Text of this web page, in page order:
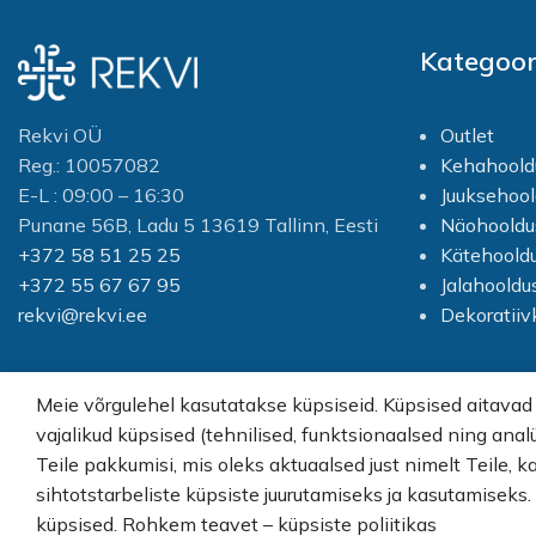
punetuse kordumise;
- Pakub
rikkalikku, kosutavat ja
värskendavat aroomi;
pikaajalise jahedustunde pärast
nahale, masseerige õrnalt ja
loputage veega. Koostis
Aqua, Sodium Laureth
Cocamidopropyl Betaine,
Glycereth-2 Cocoate,
Polyquaternium-7, Olea
Hydantoin, Methylchloro-
isothiazolinone,
Methylisothiazolinone,
Sodium Benzoate, Sodium
Sulfate, CI 42090, CI 16255, CI
19140.
mugav käes hoida
takistab hambaaukude
teket
Komplekti kuuluvad:
Reisikarbiga hambahari
lastele 1 tk
Tass 1 tk
Rekvi OÜ
Reg.: 10057082
E-L : 09:00 – 16:30
Punane 56B, Ladu 5 13619 Tallinn, Eesti
+372 58 51 25 25
+372 55 67 67 95
rekvi@rekvi.ee
Outlet
© Rekvi.ee
Created by -Webber OU
Meie võrgulehel kasutatakse küpsiseid. Küpsised
vajalikud küpsised (tehnilised, funktsionaalsed ning
Teile pakkumisi, mis oleks aktuaalsed just nimelt Teile,
sihtotstarbeliste küpsiste juurutamiseks ja
küpsised. Rohkem teavet – küpsiste poliitikas